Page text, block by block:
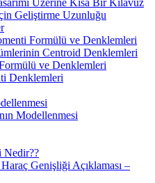
Üzerine Kısa Bir Kılavuz
Geliştirme Uzunluğu
Formülü ve Denklemleri
Centroid Denklemleri
ve Denklemleri
Denklemleri
Modellenmesi
Nedir??
Genişliği Açıklaması –